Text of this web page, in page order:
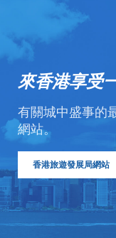
來香港享受
有關城中盛事的
網站。
香港旅遊發展局網站